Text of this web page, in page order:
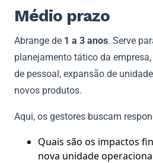
Médio prazo
Abrange de 1 a 3 anos. Serve
planejamento tático da
de pessoal, expansão de
novos produtos.
Aqui, os gestores buscam
Quais são os impactos
nova unidade